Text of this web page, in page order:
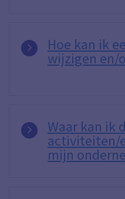
Hoe kan ik
wijzigen en/
Waar kan ik
activiteiten/
mijn